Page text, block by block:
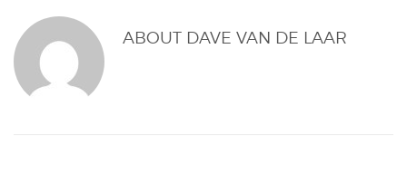
ABOUT DAVE VAN DE LAAR